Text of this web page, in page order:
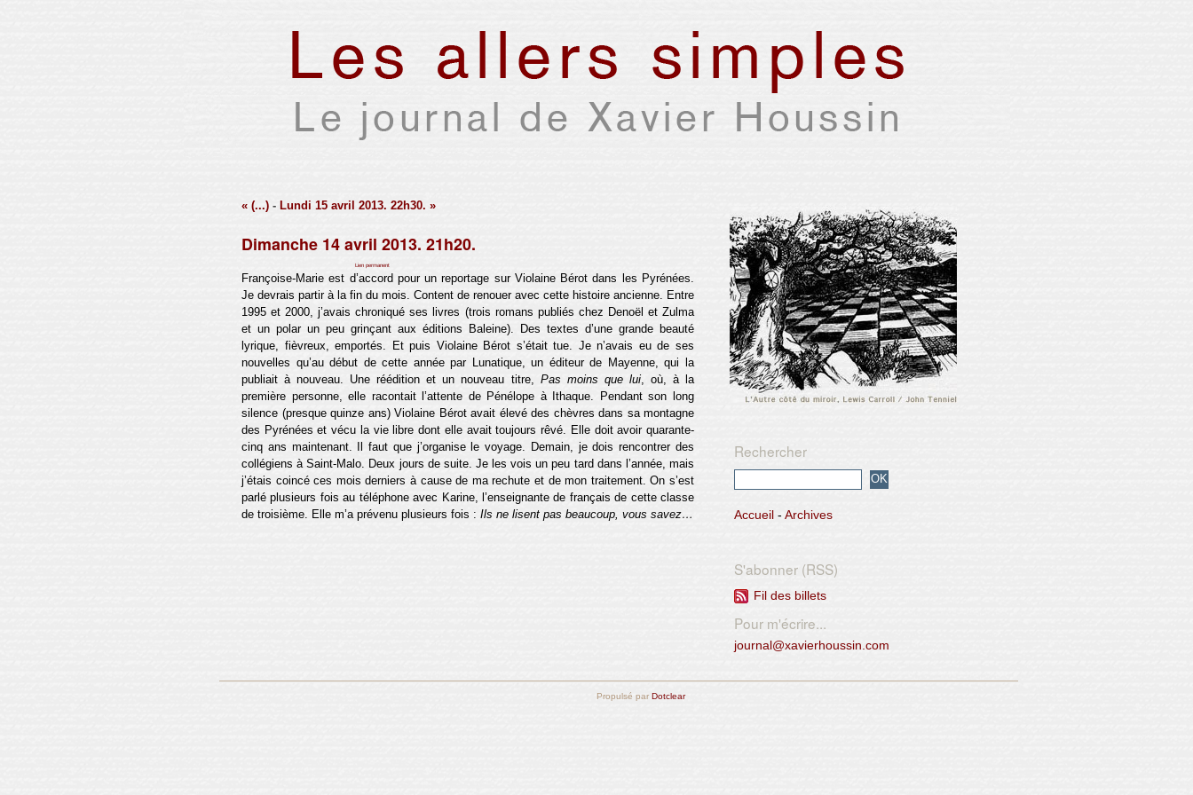
« (...) - Lundi 15 avril 2013. 22h30. »
Dimanche 14 avril 2013. 21h20.
Lien permanent
Françoise-Marie est d’accord pour un reportage sur Violaine Bérot dans les Pyrénées.
Je devrais partir à la fin du mois. Content de renouer avec cette histoire ancienne. Entre
1995 et 2000, j’avais chroniqué ses livres (trois romans publiés chez Denoël et Zulma
et un polar un peu grinçant aux éditions Baleine). Des textes d’une grande beauté
lyrique, fièvreux, emportés. Et puis Violaine Bérot s’était tue. Je n’avais eu de ses
nouvelles qu’au début de cette année par Lunatique, un éditeur de Mayenne, qui la
publiait à nouveau. Une réédition et un nouveau titre, Pas moins que lui, où, à la
première personne, elle racontait l’attente de Pénélope à Ithaque. Pendant son long
silence (presque quinze ans) Violaine Bérot avait élevé des chèvres dans sa montagne
des Pyrénées et vécu la vie libre dont elle avait toujours rêvé. Elle doit avoir quarante-
cinq ans maintenant. Il faut que j’organise le voyage. Demain, je dois rencontrer des
collégiens à Saint-Malo. Deux jours de suite. Je les vois un peu tard dans l’année, mais
j’étais coincé ces mois derniers à cause de ma rechute et de mon traitement. On s’est
parlé plusieurs fois au téléphone avec Karine, l’enseignante de français de cette classe
de troisième. Elle m’a prévenu plusieurs fois : Ils ne lisent pas beaucoup, vous savez…
Rechercher
Accueil - Archives
S'abonner (RSS)
Fil des billets
Pour m'écrire...
journal@xavierhoussin.com
Propulsé par Dotclear